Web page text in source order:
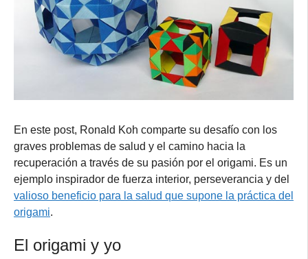
En este post, Ronald Koh comparte su desafío con los
graves problemas de salud y el camino hacia la
recuperación a través de su pasión por el origami. Es un
ejemplo inspirador de fuerza interior, perseverancia y del
valioso beneficio para la salud que supone la práctica del
origami.
El origami y yo